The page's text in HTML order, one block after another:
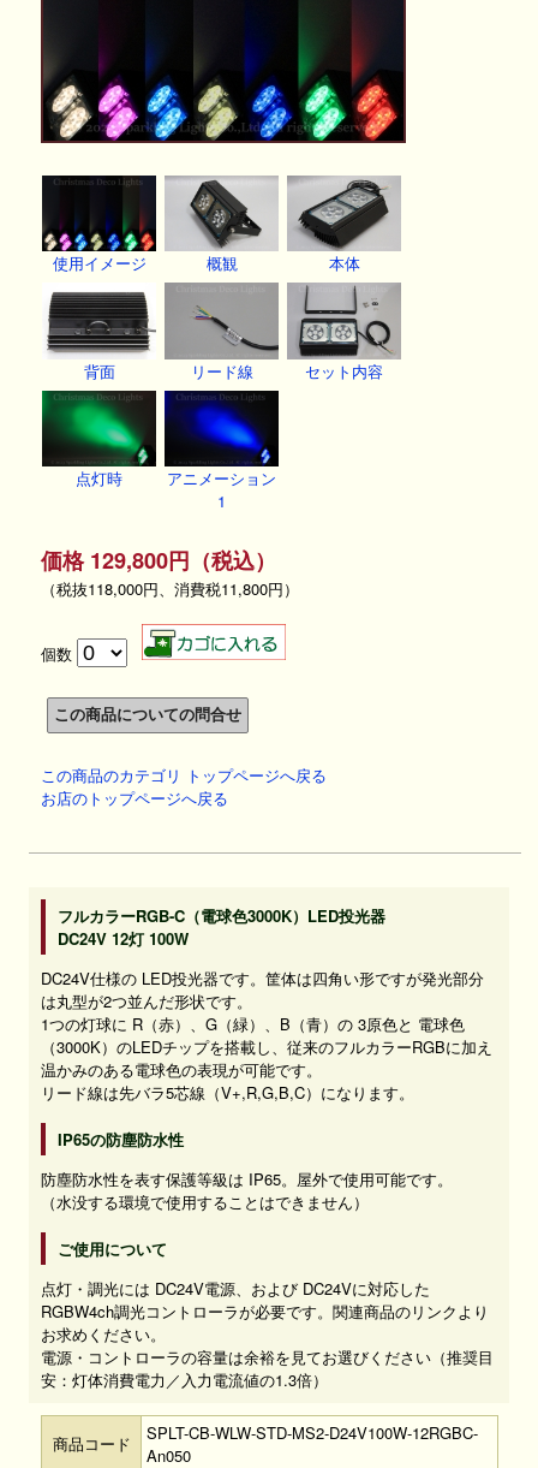
使用イメージ 概観 本体
背面 リード線 セット内容
点灯時
アニメーション
1
価格 129,800円（税込）
（税抜118,000円、消費税11,800円）
個数
この商品のカテゴリ トップページへ戻る
お店のトップページへ戻る
フルカラーRGB-C（電球色3000K）LED投光器
DC24V 12灯 100W
DC24V仕様の LED投光器です。筐体は四角い形ですが発光部分
は丸型が2つ並んだ形状です。
1つの灯球に R（赤）、G（緑）、B（青）の 3原色と 電球色
（3000K）のLEDチップを搭載し、従来のフルカラーRGBに加え
温かみのある電球色の表現が可能です。
リード線は先バラ5芯線（V+,R,G,B,C）になります。
IP65の防塵防水性
防塵防水性を表す保護等級は IP65。屋外で使用可能です。
（水没する環境で使用することはできません）
ご使用について
点灯・調光には DC24V電源、および DC24Vに対応した
RGBW4ch調光コントローラが必要です。関連商品のリンクより
お求めください。
電源・コントローラの容量は余裕を見てお選びください（推奨目
安：灯体消費電力／入力電流値の1.3倍）
商品コード
SPLT-CB-WLW-STD-MS2-D24V100W-12RGBC-
An050